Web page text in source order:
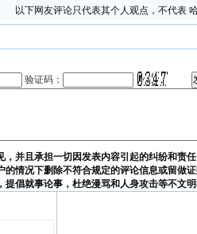
以下网友评论只代表其个人观点，不代表
验证码：
，并且承担一切因发表内容引起的纠纷和责
的情况下删除不符合规定的评论信息或留做
提倡就事论事，杜绝漫骂和人身攻击等不文